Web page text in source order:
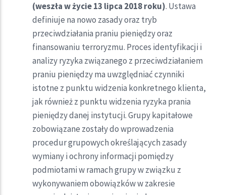
(weszła w życie 13 lipca 2018 roku). Ustawa
definiuje na nowo zasady oraz tryb
przeciwdziałania praniu pieniędzy oraz
finansowaniu terroryzmu. Proces identyfikacji i
analizy ryzyka związanego z przeciwdziałaniem
praniu pieniędzy ma uwzględniać czynniki
istotne z punktu widzenia konkretnego klienta,
jak również z punktu widzenia ryzyka prania
pieniędzy danej instytucji. Grupy kapitałowe
zobowiązane zostały do wprowadzenia
procedur grupowych określających zasady
wymiany i ochrony informacji pomiędzy
podmiotami w ramach grupy w związku z
wykonywaniem obowiązków w zakresie